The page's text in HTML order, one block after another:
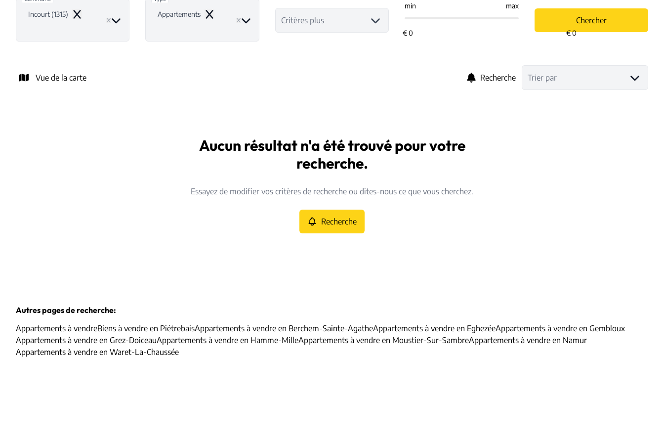
Incourt (1315)
Remove
Appartements
Remove Critères plus
min max
Chercher
Vue de la carte Recherche Trier par
Aucun résultat n'a été trouvé pour votre
recherche.
Essayez de modifier vos critères de recherche ou dites-nous ce que vous cherchez.
Recherche
Autres pages de recherche:
Appartements à vendreBiens à vendre en PiétrebaisAppartements à vendre en Berchem-Sainte-AgatheAppartements à vendre en EghezéeAppartements à vendre en Gembloux
Appartements à vendre en Grez-DoiceauAppartements à vendre en Hamme-MilleAppartements à vendre en Moustier-Sur-SambreAppartements à vendre en Namur
Appartements à vendre en Waret-La-Chaussée